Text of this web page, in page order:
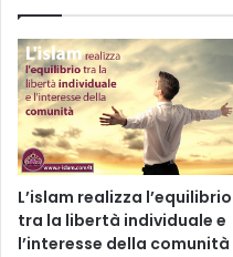
L’islam realizza l’equilibrio
tra la libertà individuale e
l’interesse della comunità